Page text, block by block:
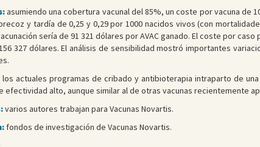
asumiendo una cobertura vacunal del 85%, un coste por vacuna de
y tardía de 0,25 y 0,29 por 1000 nacidos vivos (con
sería de 91 321 dólares por AVAC ganado. El coste por
327 dólares. El análisis de sensibilidad mostró importantes
actuales programas de cribado y antibioterapia intraparto de
efectividad alto, aunque similar al de otras vacunas recientemente
varios autores trabajan para Vacunas Novartis.
fondos de investigación de Vacunas Novartis.